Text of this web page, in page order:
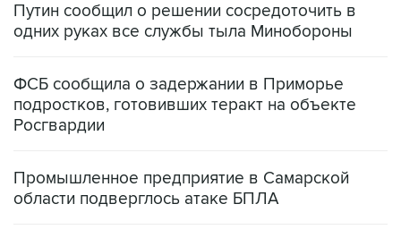
Путин сообщил о решении сосредоточить в
одних руках все службы тыла Минобороны
ФСБ сообщила о задержании в Приморье
подростков, готовивших теракт на объекте
Росгвардии
Промышленное предприятие в Самарской
области подверглось атаке БПЛА